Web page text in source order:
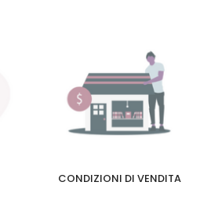
CONDIZIONI DI VENDITA